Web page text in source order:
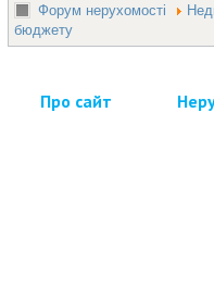
Форум нерухомості
бюджету
Про сайт